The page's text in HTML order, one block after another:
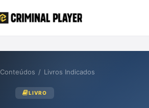
Conteúdos / Livros Indicados
LIVRO